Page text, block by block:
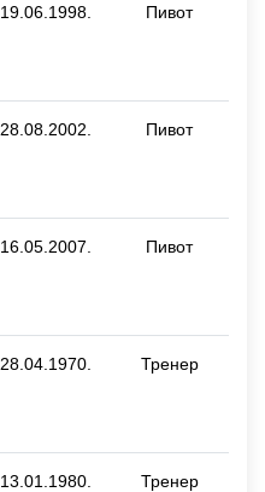
19.06.1998. Пивот
28.08.2002. Пивот
16.05.2007. Пивот
28.04.1970. Тренер
13.01.1980. Тренер